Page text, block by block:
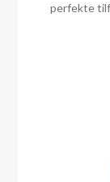
perfekte